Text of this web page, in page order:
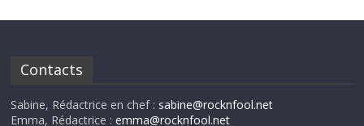
Contacts
Sabine, Rédactrice en chef : sabine@rocknfool.net
Emma, Rédactrice :emma@rocknfool.net